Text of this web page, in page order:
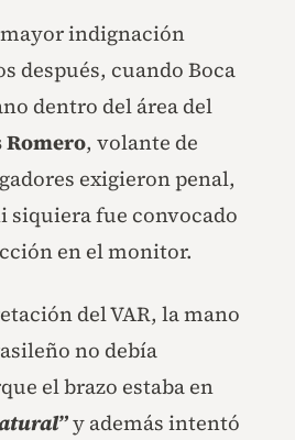
indignación
después, cuando Boca
dentro del área del
Romero, volante de
exigieron penal,
siquiera fue convocado
en el monitor.
del VAR, la mano
no debía
el brazo estaba en
y además intentó